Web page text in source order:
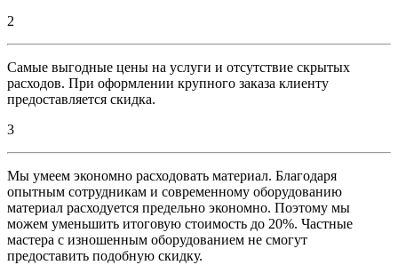
2
Самые выгодные цены на услуги и отсутствие скрытых
расходов. При оформлении крупного заказа клиенту
предоставляется скидка.
3
Мы умеем экономно расходовать материал. Благодаря
опытным сотрудникам и современному оборудованию
материал расходуется предельно экономно. Поэтому мы
можем уменьшить итоговую стоимость до 20%. Частные
мастера с изношенным оборудованием не смогут
предоставить подобную скидку.